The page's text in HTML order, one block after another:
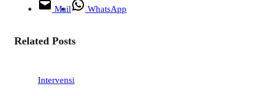
Mail
WhatsApp
Related Posts
Intervensi